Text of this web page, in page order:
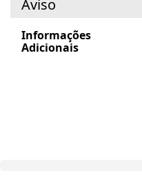
Aviso
Informações
Adicionais